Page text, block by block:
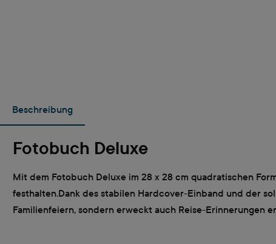
Beschreibung
Fotobuch Deluxe
Mit dem Fotobuch Deluxe im 28 x 28 cm quadratischen
festhalten.Dank des stabilen Hardcover-Einband und der
Familienfeiern, sondern erweckt auch Reise-Erinnerungen